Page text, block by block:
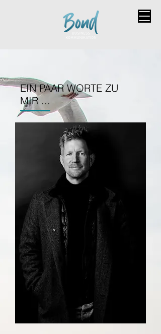
EIN PAAR WORTE ZU
MIR ...